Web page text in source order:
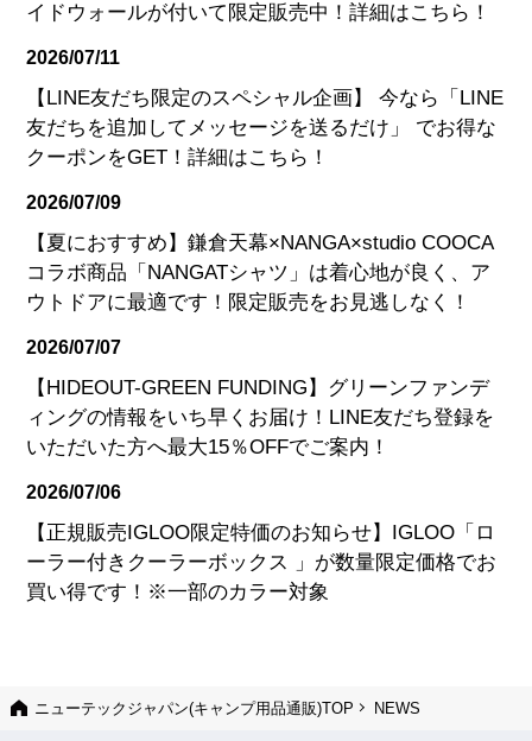
イドウォールが付いて限定販売中！詳細はこちら！
2026/07/11
【LINE友だち限定のスペシャル企画】 今なら「LINE
友だちを追加してメッセージを送るだけ」 でお得な
クーポンをGET！詳細はこちら！
2026/07/09
【夏におすすめ】鎌倉天幕×NANGA×studio COOCA
コラボ商品「NANGATシャツ」は着心地が良く、ア
ウトドアに最適です！限定販売をお見逃しなく！
2026/07/07
【HIDEOUT-GREEN FUNDING】グリーンファンデ
ィングの情報をいち早くお届け！LINE友だち登録を
いただいた方へ最大15％OFFでご案内！
2026/07/06
【正規販売IGLOO限定特価のお知らせ】IGLOO「ロ
ーラー付きクーラーボックス 」が数量限定価格でお
買い得です！※一部のカラー対象
ニューテックジャパン(キャンプ用品通販)TOP NEWS